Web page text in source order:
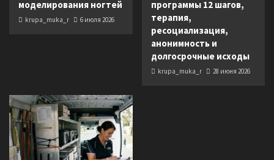
моделирования ногтей
krupa_muka_r 6 июля 2026
программы 12 шагов,
терапия,
ресоциализация,
анонимность и
долгосрочные исходы
krupa_muka_r 28 июня 2026